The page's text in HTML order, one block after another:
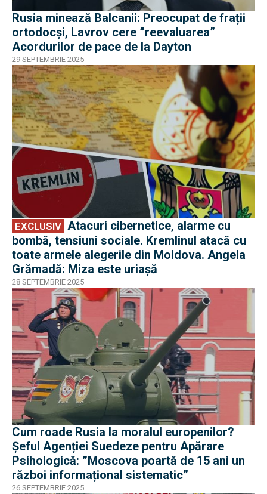
Rusia minează Balcanii: Preocupat de frații
ortodocși, Lavrov cere ”reevaluarea”
Acordurilor de pace de la Dayton
29 SEPTEMBRIE 2025
EXCLUSIV
EXCLUSIV
bombă, tensiuni sociale. Kremlinul atacă cu
toate armele alegerile din Moldova. Angela
Grămadă: Miza este uriașă
28 SEPTEMBRIE 2025
Cum roade Rusia la moralul europenilor?
Șeful Agenției Suedeze pentru Apărare
Psihologică: ”Moscova poartă de 15 ani un
război informațional sistematic”
26 SEPTEMBRIE 2025